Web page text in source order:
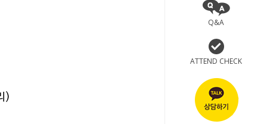
Q&A
ATTEND CHECK
)